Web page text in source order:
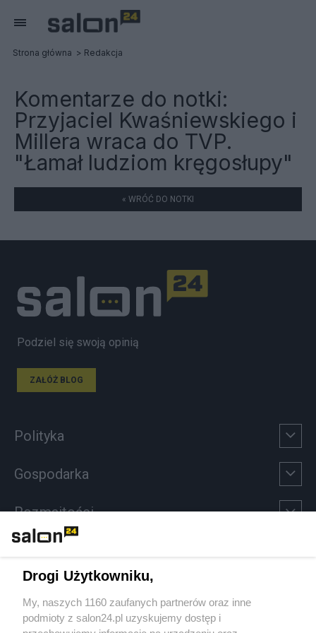
Strona główna Redakcja
Komentarze do notki:
Przyjaciel Kwaśniewskiego i
Millera wraca do TVP.
"Łamał ludziom kręgosłupy"
« WRÓĆ DO NOTKI
Podziel się swoją opinią
ZAŁÓŻ BLOG
Polityka
Gospodarka
Rozmaitości
Sport
Społeczeństwo
Drogi Użytkowniku,
My, naszych 1160 zaufanych partnerów oraz inne
podmioty z salon24.pl uzyskujemy dostęp i